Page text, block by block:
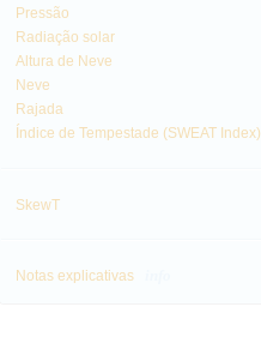
Pressão
Radiação solar
Altura de Neve
Neve
Rajada
Índice de Tempestade (SWEAT Index)
SkewT
Notas explicativas